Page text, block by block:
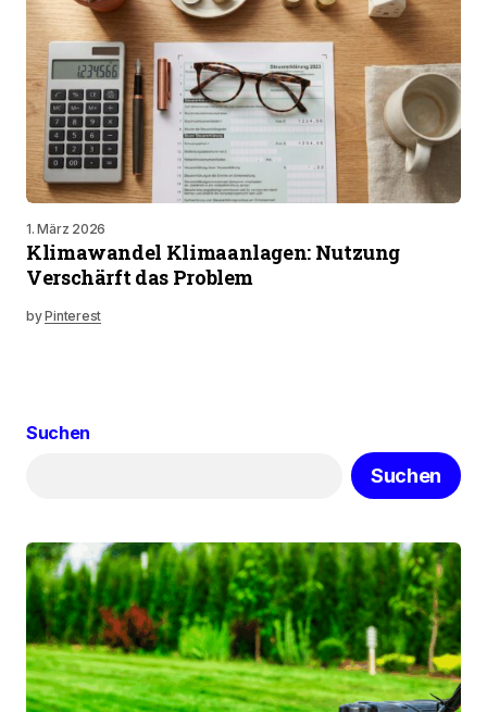
1. März 2026
Klimawandel Klimaanlagen: Nutzung
Verschärft das Problem
byPinterest
Suchen
Suchen